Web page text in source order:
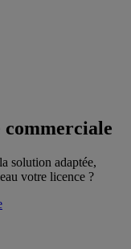
solution adaptée,
votre licence ?